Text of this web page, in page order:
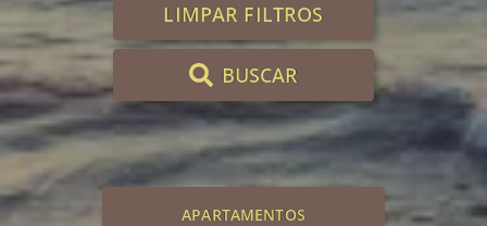
LIMPAR FILTROS
BUSCAR
APARTAMENTOS